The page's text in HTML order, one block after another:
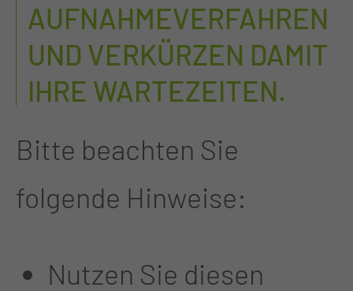
AUFNAHMEVERFAHREN
UND VERKÜRZEN DAMIT
IHRE WARTEZEITEN.
Bitte beachten Sie
folgende Hinweise:
Nutzen Sie diesen